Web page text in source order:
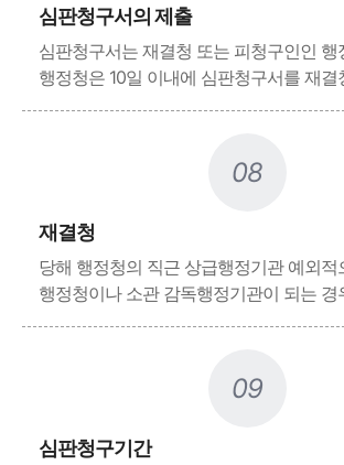
심판청구서의 제출
심판청구서는 재결청 또는 피청구인인 행
행정청은 10일 이내에 심판청구서를 재결
08
재결청
당해 행정청의 직근 상급행정기관 예외적
행정청이나 소관 감독행정기관이 되는 경
09
심판청구기간